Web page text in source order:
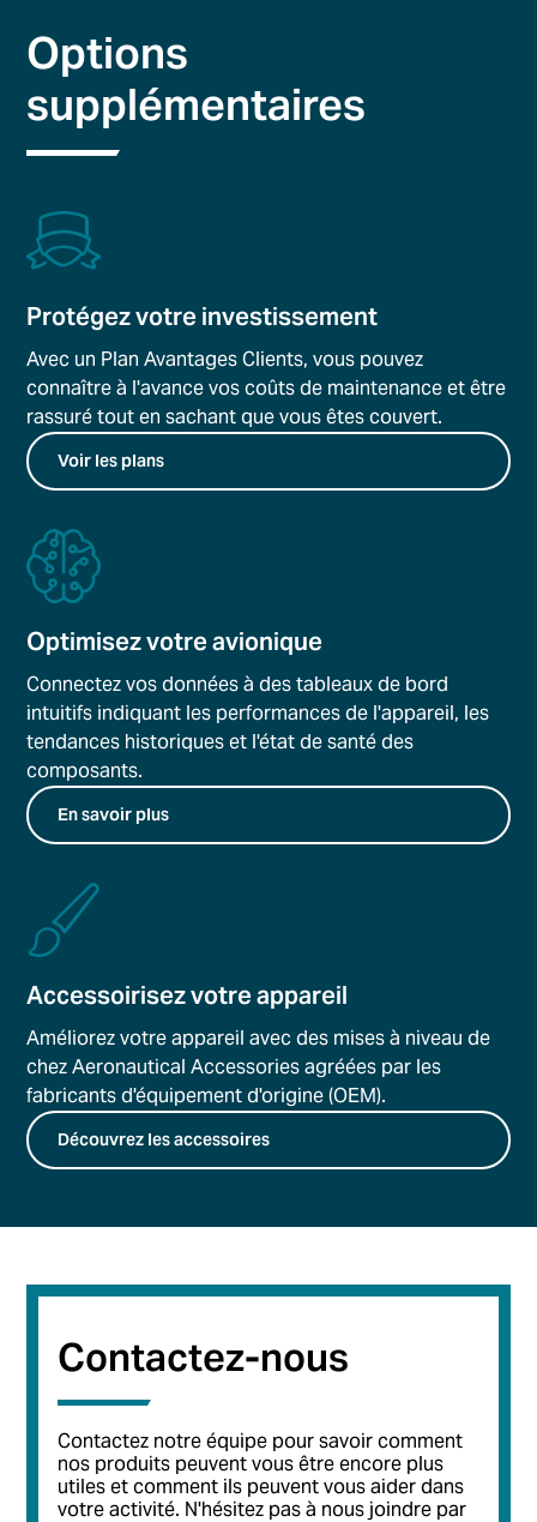
Options
supplémentaires
Protégez votre investissement
Avec un Plan Avantages Clients, vous pouvez
connaître à l'avance vos coûts de maintenance et être
rassuré tout en sachant que vous êtes couvert.
Voir les plans
Optimisez votre avionique
Connectez vos données à des tableaux de bord
intuitifs indiquant les performances de l'appareil, les
tendances historiques et l'état de santé des
composants.
En savoir plus
Accessoirisez votre appareil
Améliorez votre appareil avec des mises à niveau de
chez Aeronautical Accessories agréées par les
fabricants d'équipement d'origine (OEM).
Découvrez les accessoires
Contactez-nous
Contactez notre équipe pour savoir comment
nos produits peuvent vous être encore plus
utiles et comment ils peuvent vous aider dans
votre activité. N'hésitez pas à nous joindre par